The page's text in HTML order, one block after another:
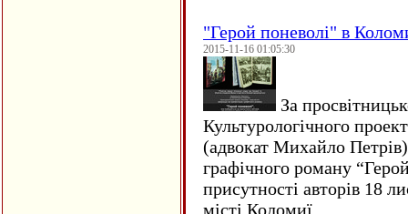
"Герой поневолі" в
2015-11-16 01:05:30
За
Культурологічного
(адвокат Михайло
графічного роману
присутності авторів 18
місті Коломиї…